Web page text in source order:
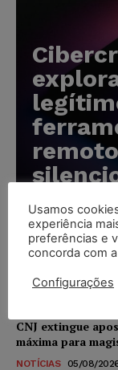
Karina Silvério
Anvisa prevê
NOTÍCIAS 05/08/2026
CNJ extingue
máxima para
NOTÍCIAS 05/08/
Usamos
experiência
preferências e
concorda com
Configurações